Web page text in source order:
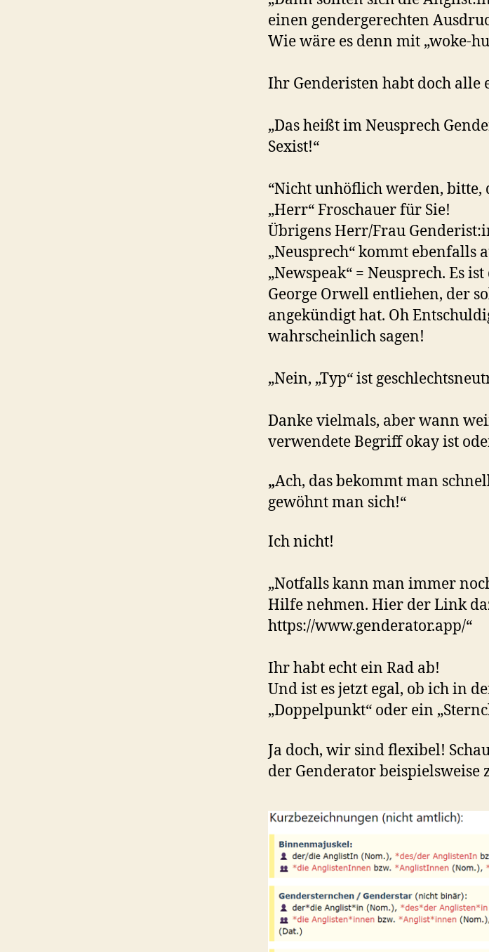
einen gendergerechten
Wie wäre es denn mit „woke-
Ihr Genderisten habt doch alle
„Das heißt im Neusprech
Sexist!“
“Nicht unhöflich werden, bitte,
„Herr“ Froschauer für Sie!
Übrigens Herr/Frau
„Neusprech“ kommt ebenfalls
„Newspeak“ = Neusprech. Es
George Orwell entliehen, der
angekündigt hat. Oh
wahrscheinlich sagen!
„Nein, „Typ“ ist
Danke vielmals, aber wann
verwendete Begriff okay ist
„Ach, das bekommt man schnel
gewöhnt man sich!“
Ich nicht!
„Notfalls kann man immer
Hilfe nehmen. Hier der Link
https://www.genderator.app/“
Ihr habt echt ein Rad ab!
Und ist es jetzt egal, ob ich in
„Doppelpunkt“ oder ein
Ja doch, wir sind flexibel!
der Genderator beispielsweise